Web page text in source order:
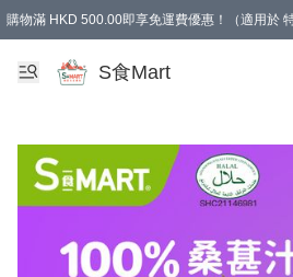
購物滿 HKD 500.00即享免運費優惠！（適用於
S食Mart